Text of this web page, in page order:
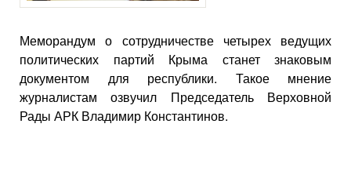
Меморандум о сотрудничестве четырех ведущих
политических партий Крыма станет знаковым
документом для республики. Такое мнение
журналистам озвучил Председатель Верховной
Рады АРК Владимир Константинов.